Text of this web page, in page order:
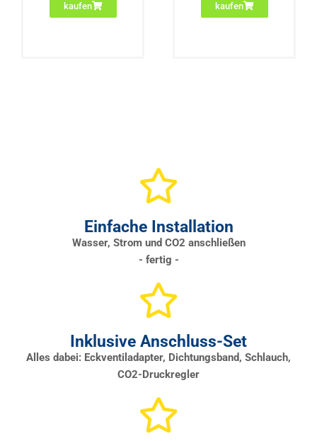
kaufen kaufen
Einfache Installation
Wasser, Strom und CO2 anschließen
- fertig -
Inklusive Anschluss-Set
Alles dabei: Eckventiladapter, Dichtungsband, Schlauch,
CO2-Druckregler